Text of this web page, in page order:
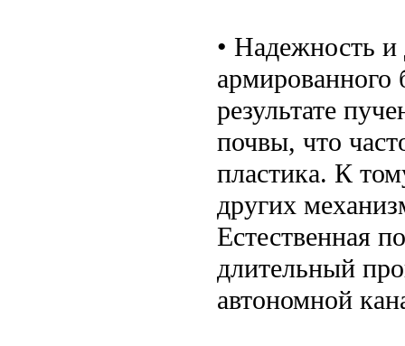
• Надежность и
армированного
результате
почвы, что
пластика. К
других
Естественная
длительный
автономной